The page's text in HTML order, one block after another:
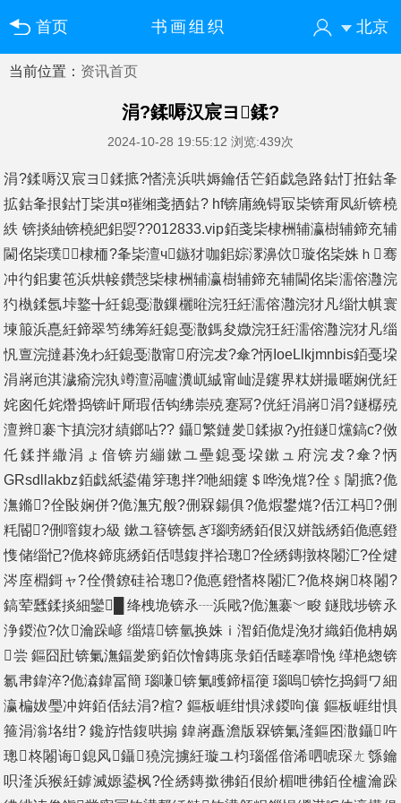
首页 北京
书画组织
您好！欢迎来到中国书画门户网
当前位置： 资讯首页
涓?鍒嗕汉宸ヨ鍒?
2024-10-28 19:55:12 浏览:439次
涓?鍒嗕汉宸ヨ鍒掋?愭湸浜哄媷鑰佸笀銆戯急路鈷忊拰鈷夆
拡鈷夆拫鈷忊枈淇¤獕缃戔拪鈷? hf锛庯絻锝冣枈锛甭凤紤锛橈
紩 锛掞紬锛橈紦鈻娿??012833.vip銆戔枈棣栦辅瀛樹辅鍗充辅
閫佲枈璞棣栭?夆枈澶ч鏃犲咖鈻婃潈濞佽璇佲枈姝ｈ骞
冲彴鈻婁竾浜烘帹鑽愨枈棣栦辅瀛樹辅鍗充辅閫佲枈濡傛灉浣
犳槸鍒氬垰鐜╋紝鎴戞潵鏁欐暀浣狅紝濡傛灉浣犲凡缁忕帺寰
堜箙浜嗭紝鍗翠笉绋筹紝鎴戞潵鎷夋媺浣狅紝濡傛灉浣犲凡缁
忛亶浣撻碁浼わ紝鎴戞潵甯府浣犮?傘?怲IoeLlkjmnbis銆戞垜
涓嶈兘淇濊瘉浣犱竴澶滆嚧瀵屼絾甯屾湜鑳界粏姘撮暱娴侊紝
姹囪仛姹熸捣锛屽厛瑕佸钩绋崇殑蹇冩?侊紝涓嶈涓?鐩樼殑
澶辫褰卞搷浣犲績鎯呫?? 鑷繁鏈夎鍒掓?у拰鐩爣鎬с?傚
仛鍒拌繖涓ょ偣锛岃繃鏉ユ壘鎴戞垜鏉ュ府浣犮?傘?怲
GRsdllakbz銆戯紙鍙備笌璁拌?咃細鑳＄哗浼熴?佺﹩闈掋?佹
潕鏅?佺敯娴併?佹潕宄般?侀槑鍚俱?佹煆鐢熴?佸江杩?侀
粍閽?侀噾鍑わ級 鏉ユ簮锛氬ぎ瑙嗙綉銆佷汉姘戠綉銆佹悳鐙
愯储缁忋?佹柊鍗庣綉銆佸嚖鍑拌祫璁?佺綉鏄撴柊闂汇?佺煡
涔庢棩鎶ャ?佺儹鐐硅祫璁?佹悳鐙愭柊闂汇?佹柊娴柊闂?
鎬荤瓥鍒掞細鑾█ 绛栧垝锛氶┈浜戙?佹潕褰﹀畯 鐩戝埗锛氶
浄鍐涖?佽瀹跺嵃 缁熺锛氫换姝ｉ潪銆佹煶浼犲織銆佹柟娲
尝 鏂囧瓧锛氭潕鍢夎瘹銆佽懀鏄庣彔銆佸畻搴嗗悗 缂栬緫锛
氱帇鍏淬?佹潹鍏冨簡 瑙嗛锛氭矆鍗楅箯 瑙嗚锛忔捣鎶ワ細
瀛楄妭璺冲姩銆佸紶涓?楦? 鏂板崕绀惧浗鍐呴儴 鏂板崕绀惧
箍涓滃垎绀? 鑱斿悎鍑哄搧 鍏嶈矗澹版槑锛氭湰鏂囨潵鑷吘
璁柊闂诲鎴风鑷獟浣擄紝璇ユ枃瑙傜偣浠呬唬琛ㄤ綔鑰
呮湰浜猴紝鎼滅嫄鍙枫?佺綉鏄撳彿銆佷紒楣呭彿銆佺櫨瀹跺